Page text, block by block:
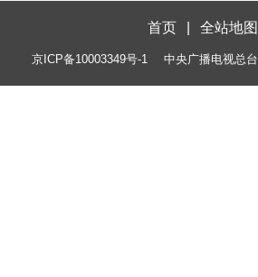
首页 全站地图
京ICP备10003349号-1 中央广播电视总台